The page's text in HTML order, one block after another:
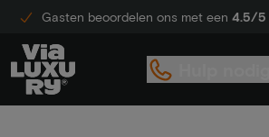
Gasten beoordelen ons met een 4.5/5